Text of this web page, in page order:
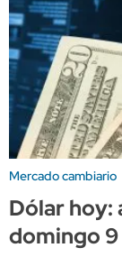
Mercado cambiario
Dólar hoy:
domingo